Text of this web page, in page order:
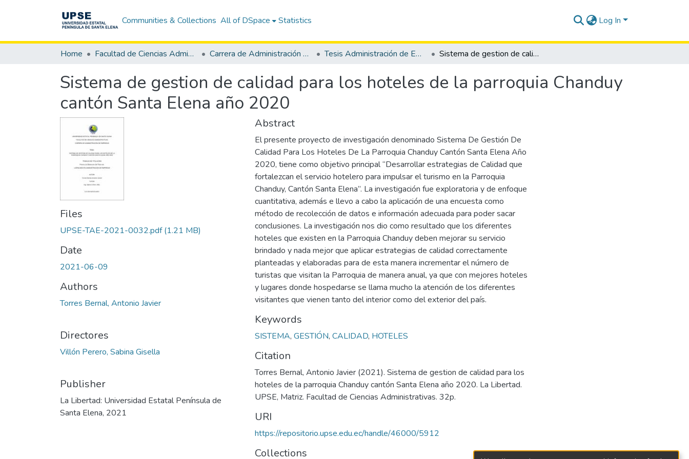
Communities & Collections All of DSpace Statistics Log In
Home Facultad de Ciencias Administrativas Carrera de Administración de Empresas Tesis Administración de Empresas Sistema de gestion de calidad para los hoteles de la parroquia Chanduy cantón Santa Elena año 2020
Sistema de gestion de calidad para los hoteles de la parroquia Chanduy
cantón Santa Elena año 2020
Files
UPSE-TAE-2021-0032.pdf(1.21 MB)
Date
2021-06-09
Authors
Torres Bernal, Antonio Javier
Directores
Villón Perero, Sabina Gisella
Publisher
La Libertad: Universidad Estatal Península de
Santa Elena, 2021
Abstract
El presente proyecto de investigación denominado Sistema De Gestión De
Calidad Para Los Hoteles De La Parroquia Chanduy Cantón Santa Elena Año
2020, tiene como objetivo principal “Desarrollar estrategias de Calidad que
fortalezcan el servicio hotelero para impulsar el turismo en la Parroquia
Chanduy, Cantón Santa Elena”. La investigación fue exploratoria y de enfoque
cuantitativa, además e llevo a cabo la aplicación de una encuesta como
método de recolección de datos e información adecuada para poder sacar
conclusiones. La investigación nos dio como resultado que los diferentes
hoteles que existen en la Parroquia Chanduy deben mejorar su servicio
brindado y nada mejor que aplicar estrategias de calidad correctamente
planteadas y elaboradas para de esta manera incrementar el número de
turistas que visitan la Parroquia de manera anual, ya que con mejores hoteles
y lugares donde hospedarse se llama mucho la atención de los diferentes
visitantes que vienen tanto del interior como del exterior del país.
Keywords
SISTEMA, GESTIÓN, CALIDAD, HOTELES
Citation
Torres Bernal, Antonio Javier (2021). Sistema de gestion de calidad para los
hoteles de la parroquia Chanduy cantón Santa Elena año 2020. La Libertad.
UPSE, Matriz. Facultad de Ciencias Administrativas. 32p.
URI
https://repositorio.upse.edu.ec/handle/46000/5912
Collections